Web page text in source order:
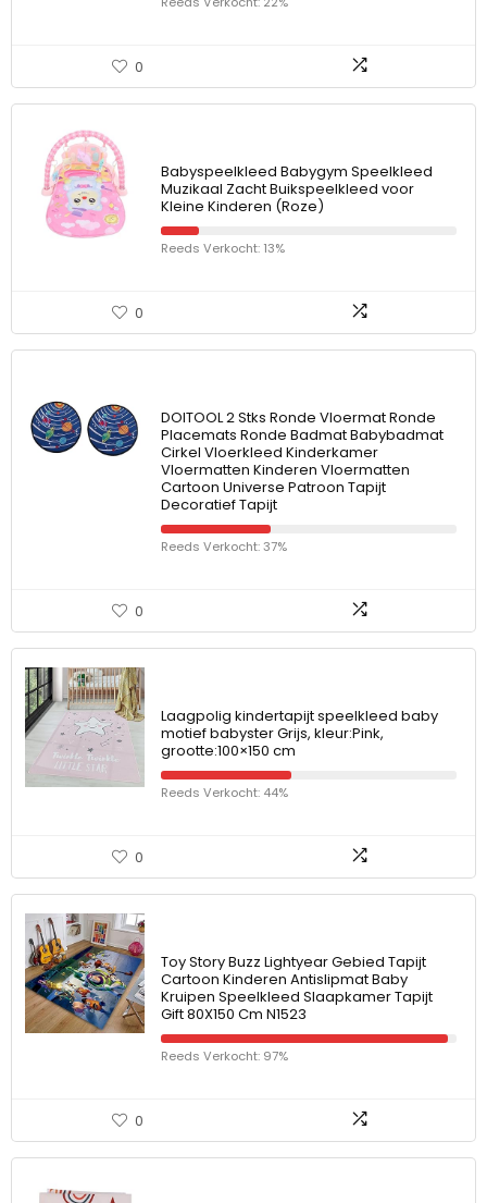
0
Babyspeelkleed Babygym Speelkleed
Muzikaal Zacht Buikspeelkleed voor
Kleine Kinderen (Roze)
Reeds Verkocht: 13%
0
DOITOOL 2 Stks Ronde Vloermat Ronde
Placemats Ronde Badmat Babybadmat
Cirkel Vloerkleed Kinderkamer
Vloermatten Kinderen Vloermatten
Cartoon Universe Patroon Tapijt
Decoratief Tapijt
Reeds Verkocht: 37%
0
Laagpolig kindertapijt speelkleed baby
motief babyster Grijs, kleur:Pink,
grootte:100×150 cm
Reeds Verkocht: 44%
0
Toy Story Buzz Lightyear Gebied Tapijt
Cartoon Kinderen Antislipmat Baby
Kruipen Speelkleed Slaapkamer Tapijt
Gift 80X150 Cm N1523
Reeds Verkocht: 97%
0